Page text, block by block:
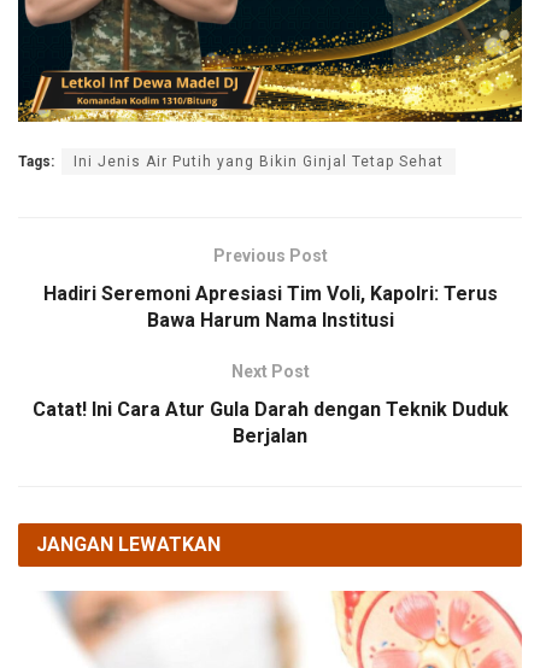
Tags: Ini Jenis Air Putih yang Bikin Ginjal Tetap Sehat
Previous Post
Hadiri Seremoni Apresiasi Tim Voli, Kapolri: Terus
Bawa Harum Nama Institusi
Next Post
Catat! Ini Cara Atur Gula Darah dengan Teknik Duduk
Berjalan
JANGAN LEWATKAN